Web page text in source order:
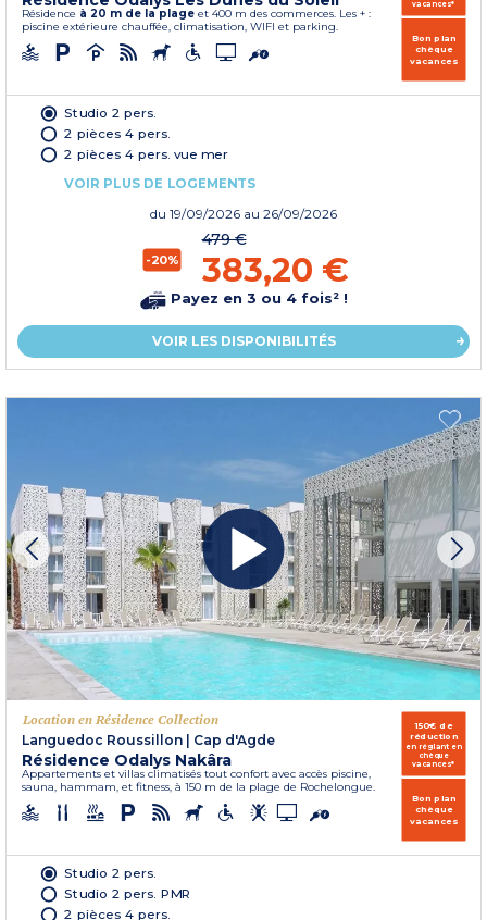
Résidence à 20 m de la plage et 400 m des commerces. Les + :
piscine extérieure chauffée, climatisation, WIFI et parking.
vacances*
Bon plan
chèque
vacances
Studio 2 pers.
2 pièces 4 pers.
2 pièces 4 pers. vue mer
VOIR PLUS DE LOGEMENTS
du 19/09/2026 au 26/09/2026
-20%
479 €
383,20 €
Payez en 3 ou 4 fois² !
VOIR LES DISPONIBILITÉS
Location en Résidence Collection
Languedoc Roussillon
Cap d'Agde
Résidence Odalys Nakâra
Appartements et villas climatisés tout confort avec accès piscine,
sauna, hammam, et fitness, à 150 m de la plage de Rochelongue.
150€ de
réduction
en réglant en
chèque
vacances*
Bon plan
chèque
vacances
Studio 2 pers.
Studio 2 pers. PMR
2 pièces 4 pers.